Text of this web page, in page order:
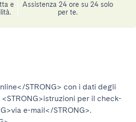
e
Assistenza 24 ore su 24 solo
per te.
STRONG> con i dati degli
<STRONG>istruzioni per il check-
e-mail</STRONG>.